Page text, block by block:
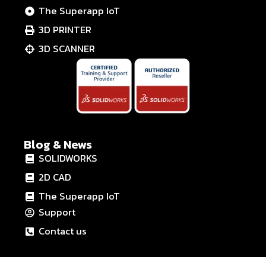
The Superapp IoT
3D PRINTER
3D SCANNER
Blog & News
SOLIDWORKS
2D CAD
The Superapp IoT
Support
Contact us